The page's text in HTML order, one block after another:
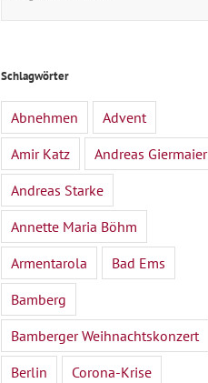
Schlagwörter
Abnehmen
Advent
Amir Katz
Andreas Giermaier
Andreas Starke
Annette Maria Böhm
Armentarola
Bad Ems
Bamberg
Bamberger Weihnachtskonzert
Berlin
Corona-Krise